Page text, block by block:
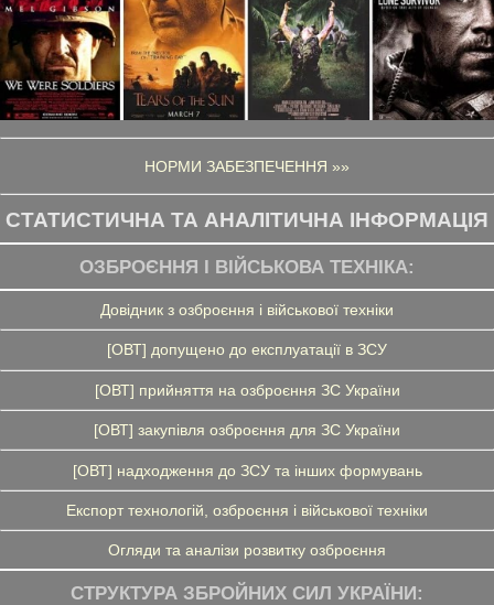
НОРМИ ЗАБЕЗПЕЧЕННЯ »»
СТАТИСТИЧНА ТА АНАЛІТИЧНА ІНФОРМАЦІЯ
ОЗБРОЄННЯ І ВІЙСЬКОВА ТЕХНІКА:
Довідник з озброєння і військової техніки
[ОВТ] допущено до експлуатації в ЗСУ
[ОВТ] прийняття на озброєння ЗС України
[ОВТ] закупівля озброєння для ЗС України
[ОВТ] надходження до ЗСУ та інших формувань
Експорт технологій, озброєння і військової техніки
Огляди та аналізи розвитку озброєння
СТРУКТУРА ЗБРОЙНИХ СИЛ УКРАЇНИ: